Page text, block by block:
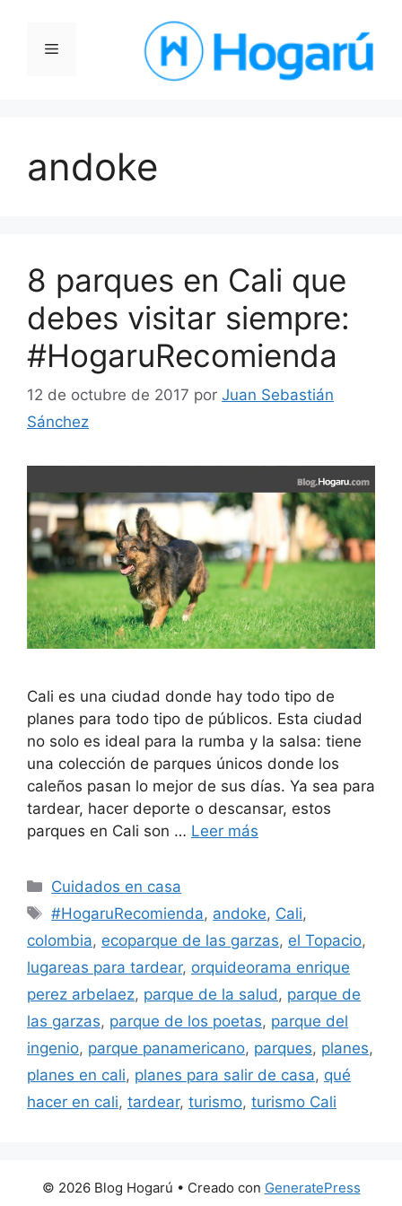
contenidoMenú
andoke
8 parques en Cali que
debes visitar siempre:
#HogaruRecomienda
12 de octubre de 2017 por Juan Sebastián
Sánchez
Cali es una ciudad donde hay todo tipo de
planes para todo tipo de públicos. Esta ciudad
no solo es ideal para la rumba y la salsa: tiene
una colección de parques únicos donde los
caleños pasan lo mejor de sus días. Ya sea para
tardear, hacer deporte o descansar, estos
parques en Cali son … Leer más
Categorías
Cuidados en casa
Etiquetas
#HogaruRecomienda, andoke, Cali,
colombia, ecoparque de las garzas, el Topacio,
lugareas para tardear, orquideorama enrique
perez arbelaez, parque de la salud , parque de
las garzas, parque de los poetas, parque del
ingenio, parque panamericano, parques, planes,
planes en cali, planes para salir de casa, qué
hacer en cali, tardear, turismo, turismo Cali
© 2026 Blog Hogarú • Creado con GeneratePress